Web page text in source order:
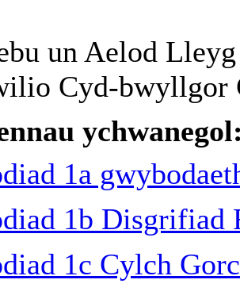
un Aelod
Cyd-bwyllgor
1a
1b Disgrifiad
1c Cylch